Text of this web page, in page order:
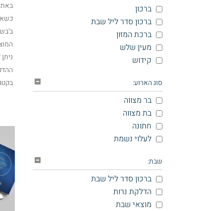
ברכון
ברכון סדר ליל שבת
ברכת המזון
מעין שלש
קידוש
סוג הארוע:
בר מצווה
בת מצווה
חתונה
לעלוי נשמת
שבת:
ברכון סדר ליל שבת
הדלקת נרות
מוצאי שבת